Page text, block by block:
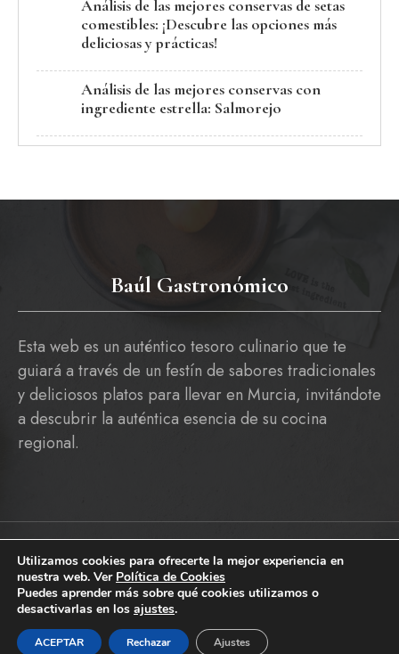
Análisis de las mejores conservas de setas
comestibles: ¡Descubre las opciones más
deliciosas y prácticas!
Análisis de las mejores conservas con
ingrediente estrella: Salmorejo
Baúl Gastronómico
Esta web es un auténtico tesoro culinario que te
guiará a través de un festín de sabores tradicionales
y deliciosos platos para llevar en Murcia, invitándote
a descubrir la auténtica esencia de su cocina
regional.
Copyright © 2026 baulgastronomico.es
Pólitica De CookiesPolítica De Privacidad Y Aviso Legal
Utilizamos cookies para ofrecerte la mejor experiencia en
nuestra web. Ver Política de Cookies
Puedes aprender más sobre qué cookies utilizamos o
desactivarlas en los ajustes.
ACEPTAR Rechazar Ajustes